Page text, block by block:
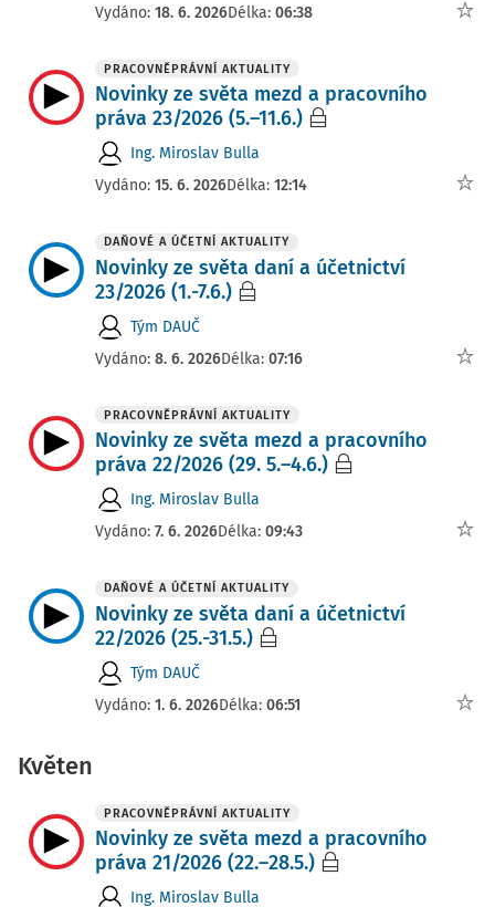
Vydáno: 18. 6. 2026Délka: 06:38
PRACOVNĚPRÁVNÍ AKTUALITY
Novinky ze světa mezd a pracovního
práva 23/2026 (5.–11.6.)
Ing. Miroslav Bulla
Vydáno: 15. 6. 2026Délka: 12:14
DAŇOVÉ A ÚČETNÍ AKTUALITY
Novinky ze světa daní a účetnictví
23/2026 (1.-7.6.)
Tým DAUČ
Vydáno: 8. 6. 2026Délka: 07:16
PRACOVNĚPRÁVNÍ AKTUALITY
Novinky ze světa mezd a pracovního
práva 22/2026 (29. 5.–4.6.)
Ing. Miroslav Bulla
Vydáno: 7. 6. 2026Délka: 09:43
DAŇOVÉ A ÚČETNÍ AKTUALITY
Novinky ze světa daní a účetnictví
22/2026 (25.-31.5.)
Tým DAUČ
Vydáno: 1. 6. 2026Délka: 06:51
Květen
PRACOVNĚPRÁVNÍ AKTUALITY
Novinky ze světa mezd a pracovního
práva 21/2026 (22.–28.5.)
Ing. Miroslav Bulla